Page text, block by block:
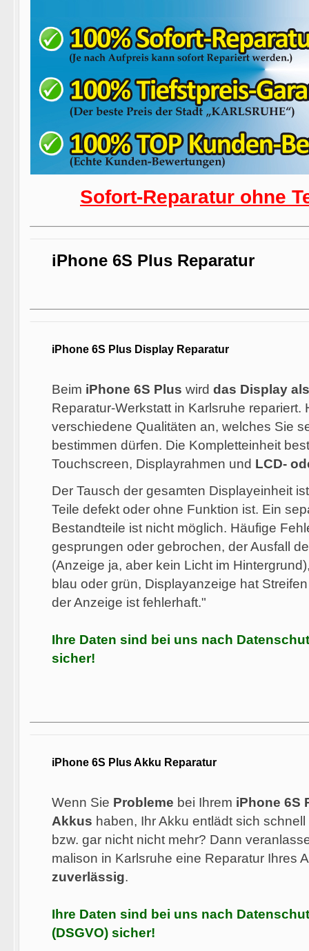
Sofort-Reparatur ohne
iPhone 6S Plus Reparatur
iPhone 6S Plus Display Reparatur
Beim iPhone 6S Plus wird das Display
Reparatur-Werkstatt in Karlsruhe repariert.
verschiedene Qualitäten an, welches Sie
bestimmen dürfen. Die Kompletteinheit
Touchscreen, Displayrahmen und LCD-
Der Tausch der gesamten Displayeinheit
Teile defekt oder ohne Funktion ist. Ein
Bestandteile ist nicht möglich. Häufige
gesprungen oder gebrochen, der Ausfall
(Anzeige ja, aber kein Licht im
blau oder grün, Displayanzeige hat
der Anzeige ist fehlerhaft."
Ihre Daten sind bei uns nach
sicher!
iPhone 6S Plus Akku Reparatur
Wenn Sie Probleme bei Ihrem iPhone 6S
Akkus haben, Ihr Akku entlädt sich
bzw. gar nicht nicht mehr? Dann
malison in Karlsruhe eine Reparatur Ihres
zuverlässig.
Ihre Daten sind bei uns nach
(DSGVO) sicher!